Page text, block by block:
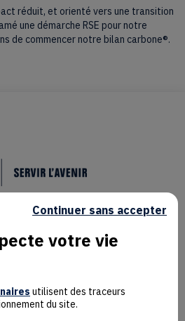
réduit, et orienté vers une transition
une démarche RSE pour notre
de commencer notre bilan carbone®.
votre vie
utilisent des traceurs
du site.
Continuer sans accepter